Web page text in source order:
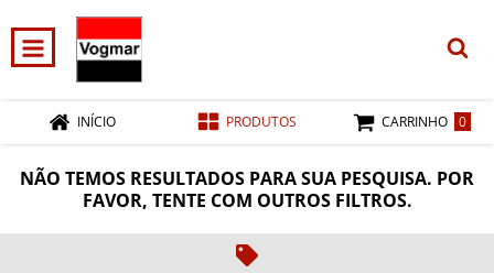
INÍCIO PRODUTOS CARRINHO 0
NÃO TEMOS RESULTADOS PARA SUA PESQUISA. POR
FAVOR, TENTE COM OUTROS FILTROS.